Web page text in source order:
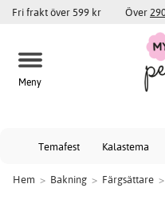
Fri frakt över 599 kr Över
Meny
Temafest Kalastema
Hem > Bakning > Färgsättare >